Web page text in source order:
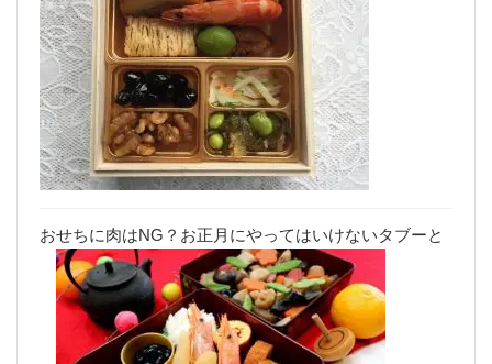
おせちに肉はNG？お正月にやってはいけないタブーと